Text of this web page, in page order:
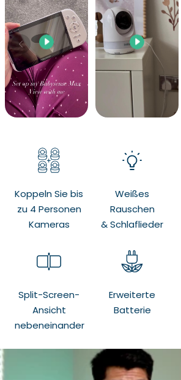
Koppeln Sie bis
zu 4 Personen
Kameras
Weißes
Rauschen
& Schlaflieder
Split-Screen-
Ansicht
nebeneinander
Erweiterte
Batterie